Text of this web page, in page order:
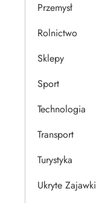
Przemysł
Rolnictwo
Sklepy
Sport
Technologia
Transport
Turystyka
Ukryte Zajawki